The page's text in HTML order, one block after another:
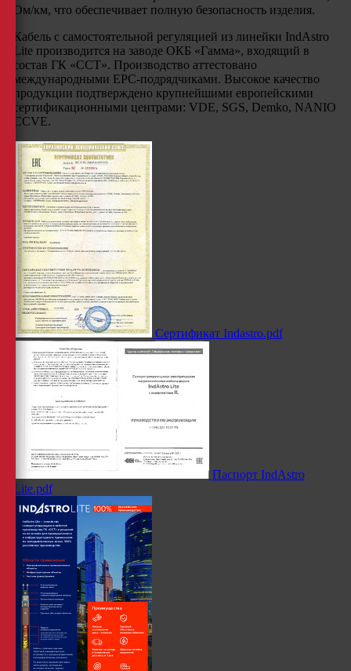
Ом/км, что обеспечивает полную безопасность изделия.
Кабель с самостоятельной регуляцией из линейки IndAstro
Lite производится на заводе ОКБ «Гамма», входящий в
состав ГК «ССТ». Производство аттестовано
международными EPC-подрядчиками. Высокое качество
продукции подтверждено крупнейшими европейскими
сертификационными центрами: VDE, SGS, Demko, NANIO
CCVE.
Сертификат Indastro.pdf
Паспорт IndAstro
Lite.pdf